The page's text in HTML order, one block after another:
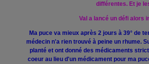
différentes. Et je
Val a lancé un défi alors
Ma puce va mieux après 2 jours à 39° de
médecin n'a rien trouvé à peine un rhume.
planté et ont donné des médicaments
coeur au lieu d'un médicament pour ma